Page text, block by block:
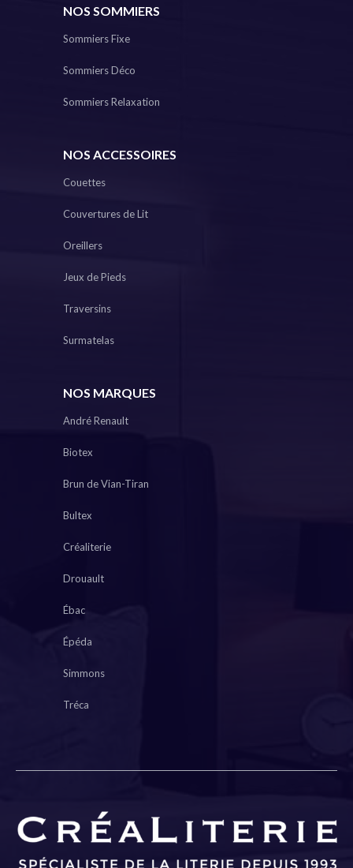
NOS SOMMIERS
Sommiers Fixe
Sommiers Déco
Sommiers Relaxation
NOS ACCESSOIRES
Couettes
Couvertures de Lit
Oreillers
Jeux de Pieds
Traversins
Surmatelas
NOS MARQUES
André Renault
Biotex
Brun de Vian-Tiran
Bultex
Créaliterie
Drouault
Ébac
Épéda
Simmons
Tréca